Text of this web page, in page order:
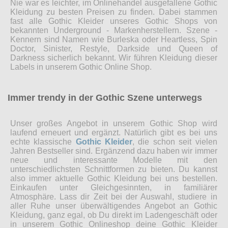
Nie war es leichter, im Onlinehandel ausgefallene Gothic
Kleidung zu besten Preisen zu finden. Dabei stammen
fast alle Gothic Kleider unseres Gothic Shops von
bekannten Underground - Markenherstellern. Szene -
Kennern sind Namen wie Burleska oder Heartless, Spin
Doctor, Sinister, Restyle, Darkside und Queen of
Darkness sicherlich bekannt. Wir führen Kleidung dieser
Labels in unserem Gothic Online Shop.
Immer trendy in der Gothic Szene unterwegs
Unser großes Angebot in unserem Gothic Shop wird
laufend erneuert und ergänzt. Natürlich gibt es bei uns
echte klassische Gothic Kleider, die schon seit vielen
Jahren Bestseller sind. Ergänzend dazu haben wir immer
neue und interessante Modelle mit den
unterschiedlichsten Schnittformen zu bieten. Du kannst
also immer aktuelle Gothic Kleidung bei uns bestellen.
Einkaufen unter Gleichgesinnten, in familiärer
Atmosphäre. Lass dir Zeit bei der Auswahl, studiere in
aller Ruhe unser überwältigendes Angebot an Gothic
Kleidung, ganz egal, ob Du direkt im Ladengeschäft oder
in unserem Gothic Onlineshop deine Gothic Kleider